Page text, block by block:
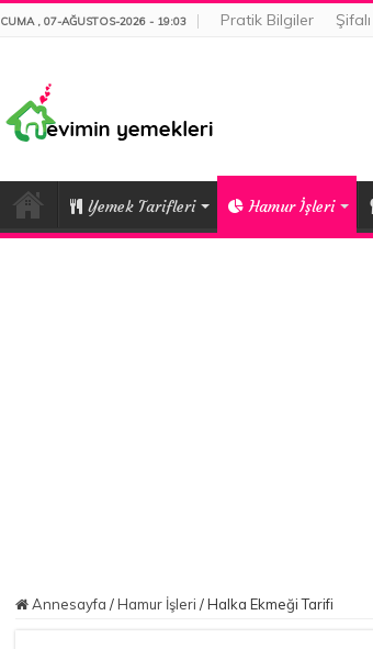
CUMA , 07-AĞUSTOS-2026 - 19:03 Pratik Bilgiler
Yemek Tarifleri Hamur İşleri
Annesayfa / Hamur İşleri / Halka Ekmeği Tarifi